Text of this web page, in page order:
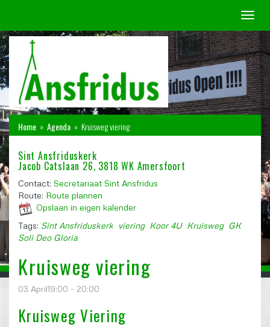
Home » Agenda » Kruisweg viering
Sint Ansfriduskerk
Jacob Catslaan 26, 3818 WK Amersfoort
Contact: Secretariaat Sint Ansfridus
Route: Route plannen
Opslaan in eigen kalender
Tags: Sint Ansfriduskerk viering Koor 4U Kruisweg GK
Soli Deo Gloria
Kruisweg viering
03 April19:00 - 20:00
Kruisweg Viering